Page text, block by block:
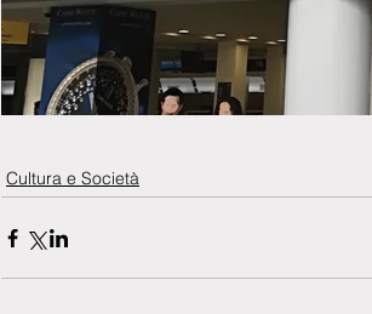
Cultura e Società